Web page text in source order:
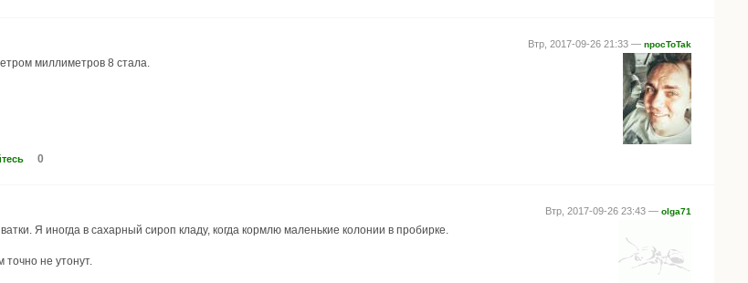
Втр, 2017-09-26 21:33 — npocToTak
миллиметров 8 стала.
0
Втр, 2017-09-26 23:43 — olga71
Я иногда в сахарный сироп кладу, когда кормлю маленькие колонии в пробирке.
точно не утонут.